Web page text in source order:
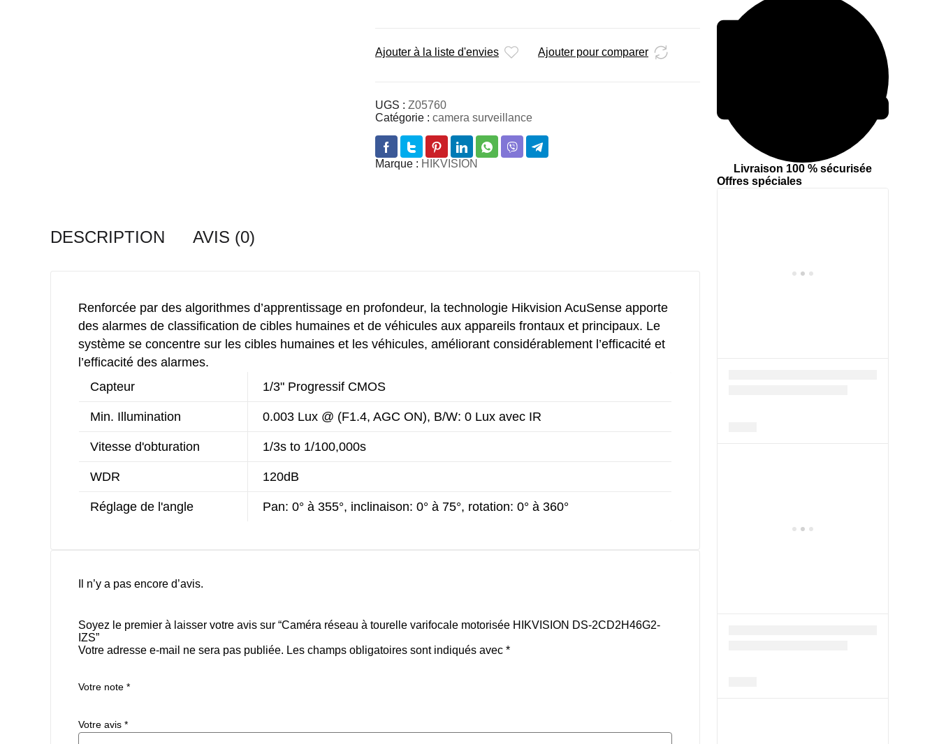
Ajouter à la liste d'envies Ajouter pour comparer
UGS : Z05760
Catégorie : camera surveillance
Marque : HIKVISION
DESCRIPTION AVIS (0)
Renforcée par des algorithmes d’apprentissage en profondeur, la technologie Hikvision AcuSense apporte
des alarmes de classification de cibles humaines et de véhicules aux appareils frontaux et principaux. Le
système se concentre sur les cibles humaines et les véhicules, améliorant considérablement l’efficacité et
l’efficacité des alarmes.
Capteur
1/3" Progressif CMOS
Min. Illumination 0.003 Lux @ (F1.4, AGC ON), B/W: 0 Lux avec IR
Vitesse d'obturation 1/3s to 1/100,000s
WDR 120dB
Réglage de l'angle Pan: 0° à 355°, inclinaison: 0° à 75°, rotation: 0° à 360°
Il n’y a pas encore d’avis.
Soyez le premier à laisser votre avis sur “Caméra réseau à tourelle varifocale motorisée HIKVISION DS-2CD2H46G2-
IZS”
Votre adresse e-mail ne sera pas publiée. Les champs obligatoires sont indiqués avec *
Votre note *
Votre avis *
Livraison 100 % sécurisée
Offres spéciales